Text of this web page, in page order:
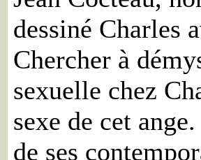
dessiné Charles
Chercher à
sexuelle chez
sexe de cet
de ses